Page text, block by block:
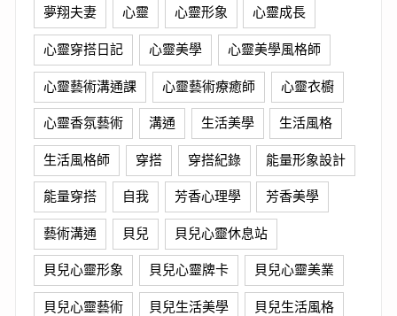
夢翔夫妻 心靈 心靈形象 心靈成長
心靈穿搭日記 心靈美學 心靈美學風格師
心靈藝術溝通課 心靈藝術療癒師 心靈衣櫥
心靈香氛藝術 溝通 生活美學 生活風格
生活風格師 穿搭 穿搭紀錄 能量形象設計
能量穿搭 自我 芳香心理學 芳香美學
藝術溝通 貝兒 貝兒心靈休息站
貝兒心靈形象 貝兒心靈牌卡 貝兒心靈美業
貝兒心靈藝術 貝兒生活美學 貝兒生活風格